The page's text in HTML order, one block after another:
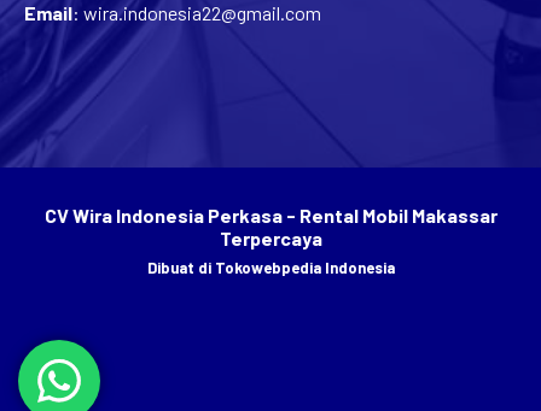
Email: wira.indonesia22@gmail.com
CV Wira Indonesia Perkasa - Rental Mobil Makassar
Terpercaya
Dibuat di Tokowebpedia Indonesia